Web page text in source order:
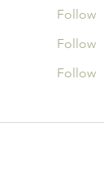
Follow
Follow
Follow